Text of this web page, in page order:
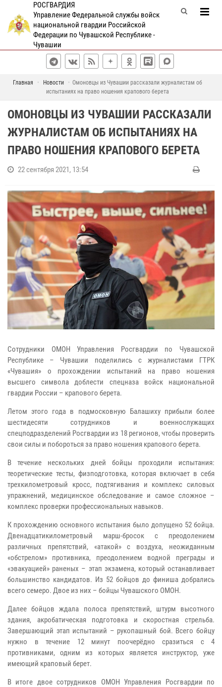
РОСГВАРДИЯ
Управление Федеральной службы войск
национальной гвардии Российской
Федерации по Чувашской Республике -
Чувашии
Главная Новости
Омоновцы из Чувашии рассказали журналистам об
испытаниях на право ношения крапового берета
ОМОНОВЦЫ ИЗ ЧУВАШИИ РАССКАЗАЛИ
ЖУРНАЛИСТАМ ОБ ИСПЫТАНИЯХ НА
ПРАВО НОШЕНИЯ КРАПОВОГО БЕРЕТА
22 сентября 2021, 13:54
Сотрудники ОМОН Управления Росгвардии по Чувашской
Республике – Чувашии поделились с журналистами ГТРК
«Чувашия» о прохождении испытаний на право ношения
высшего символа доблести спецназа войск национальной
гвардии России – крапового берета.
Летом этого года в подмосковную Балашиху прибыли более
шестидесяти сотрудников и военнослужащих
спецподразделений Росгвардии из 18 регионов, чтобы проверить
свои силы и побороться за право ношения крапового берета.
В течение нескольких дней бойцы проходили испытания:
теоретические тесты, физподготовка, которая включает в себя
трехкилометровый кросс, подтягивания и комплекс силовых
упражнений, медицинское обследование и самое сложное –
комплекс проверки профессиональных навыков.
К прохождению основного испытания было допущено 52 бойца.
Двенадцатикилометровый марш-бросок с преодолением
различных препятствий, «атакой» с воздуха, неожиданным
«обстрелом» противника, преодолением водной преграды и
«эвакуацией» раненых – этап экзамена, который останавливает
большинство кандидатов. Из 52 бойцов до финиша добрались
всего семеро. Двое из них – бойцы Чувашского ОМОН.
Далее бойцов ждала полоса препятствий, штурм высотного
здания, акробатическая подготовка и скоростная стрельба.
Завершающий этап испытаний – рукопашный бой. Всего бойцу
нужно в течение 12 минут поочерёдно сразиться с 4
противниками, одним из которых является инструктор, уже
имеющий краповый берет.
В итоге двое сотрудников ОМОН Управления Росгвардии по